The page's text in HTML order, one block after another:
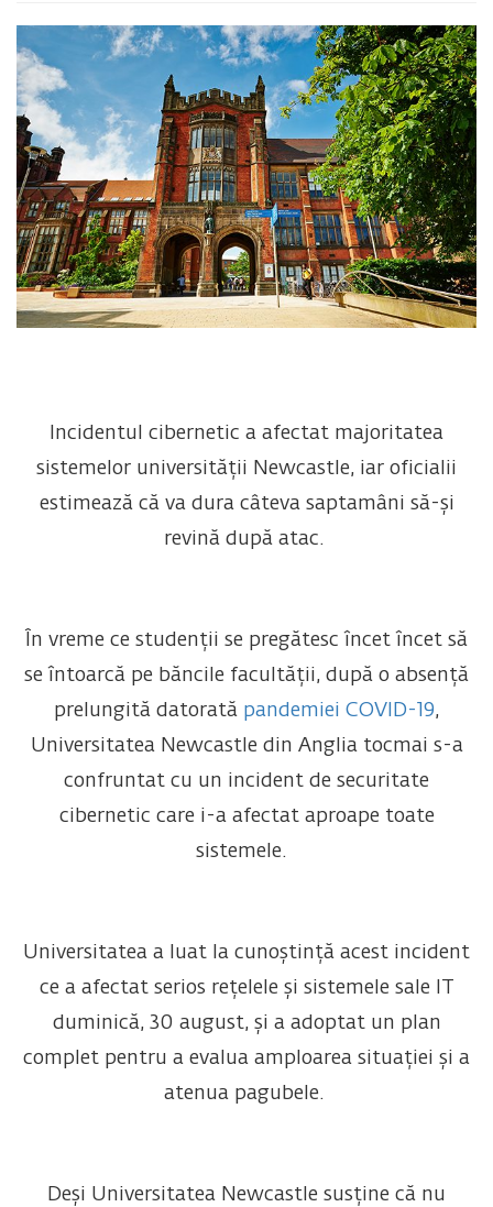
Incidentul cibernetic a afectat majoritatea
sistemelor universității Newcastle, iar oficialii
estimează că va dura câteva saptamâni să-și
revină după atac.
În vreme ce studenții se pregătesc încet încet să
se întoarcă pe băncile facultății, după o absență
prelungită datorată pandemiei COVID-19,
Universitatea Newcastle din Anglia tocmai s-a
confruntat cu un incident de securitate
cibernetic care i-a afectat aproape toate
sistemele.
Universitatea a luat la cunoștință acest incident
ce a afectat serios rețelele și sistemele sale IT
duminică, 30 august, și a adoptat un plan
complet pentru a evalua amploarea situației și a
atenua pagubele.
Deși Universitatea Newcastle susține că nu